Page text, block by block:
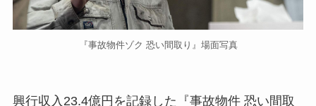
『事故物件ゾク 恐い間取り』場面写真
興行収入23.4億円を記録した『事故物件 恐い間取